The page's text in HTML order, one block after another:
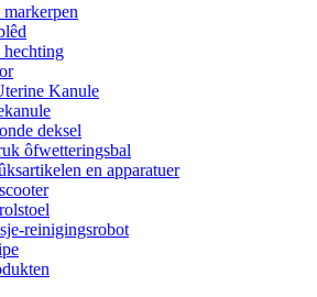
hechting
Kanule
deksel
ôfwetteringsbal
en apparatuer
reinigingsrobot